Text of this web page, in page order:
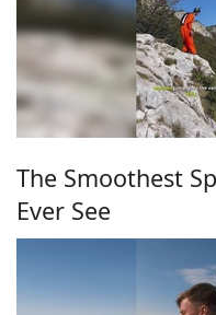
The Smoothest
Ever See